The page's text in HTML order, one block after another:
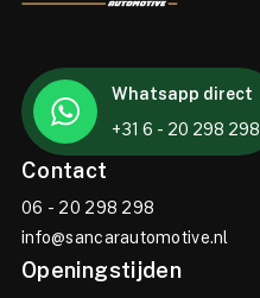
Whatsapp direct
+31 6 - 20 298 298
Contact
06 - 20 298 298
info@sancarautomotive.nl
Openingstijden